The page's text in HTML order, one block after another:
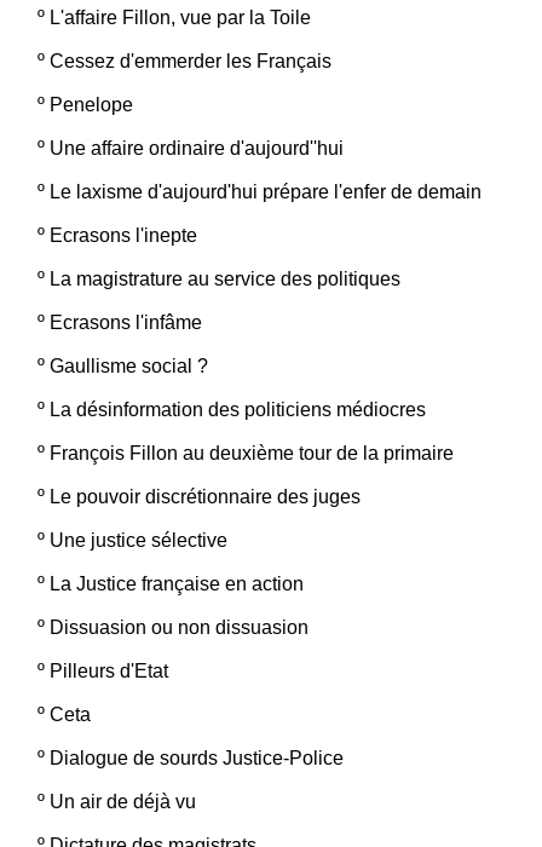
º L'affaire Fillon, vue par la Toile
º Cessez d'emmerder les Français
º Penelope
º Une affaire ordinaire d'aujourd''hui
º Le laxisme d'aujourd'hui prépare l'enfer de demain
º Ecrasons l'inepte
º La magistrature au service des politiques
º Ecrasons l'infâme
º Gaullisme social ?
º La désinformation des politiciens médiocres
º François Fillon au deuxième tour de la primaire
º Le pouvoir discrétionnaire des juges
º Une justice sélective
º La Justice française en action
º Dissuasion ou non dissuasion
º Pilleurs d'Etat
º Ceta
º Dialogue de sourds Justice-Police
º Un air de déjà vu